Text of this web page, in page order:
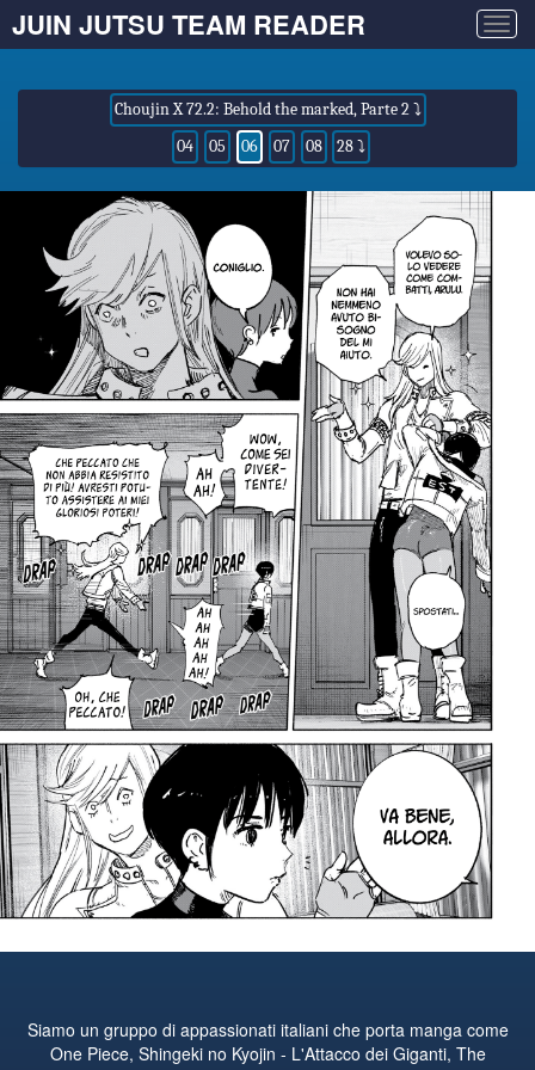
JUIN JUTSU TEAM READER
Choujin X 72.2: Behold the marked, Parte 2 ⤵
04
05 06 07 08 28 ⤵
Siamo un gruppo di appassionati italiani che porta manga come
One Piece, Shingeki no Kyojin - L'Attacco dei Giganti, The